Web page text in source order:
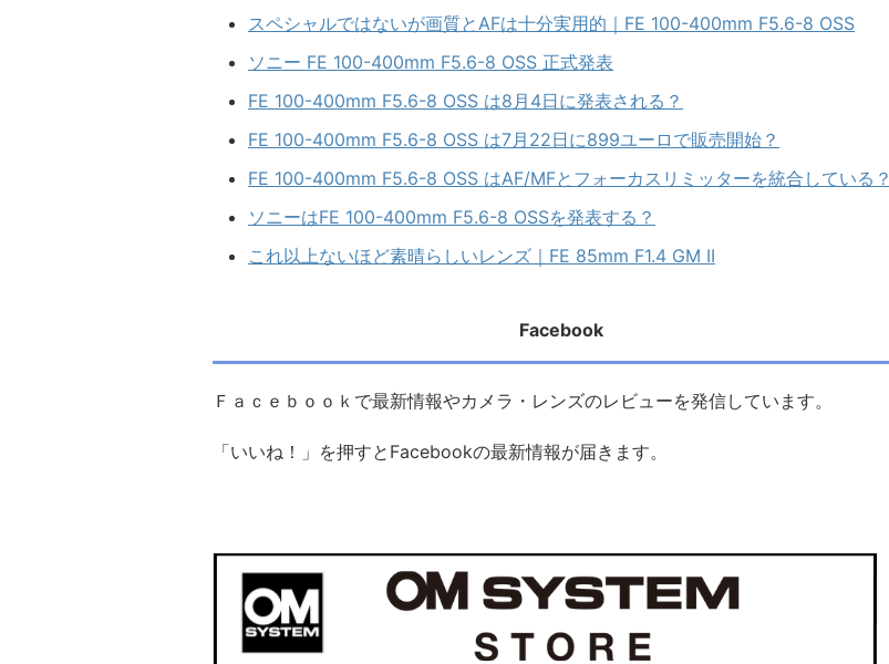
スペシャルではないが画質とAFは十分実用的｜FE 100-400mm F5.6-8 OSS
ソニー FE 100-400mm F5.6-8 OSS 正式発表
FE 100-400mm F5.6-8 OSS は8月4日に発表される？
FE 100-400mm F5.6-8 OSS は7月22日に899ユーロで販売開始？
FE 100-400mm F5.6-8 OSS はAF/MFとフォーカスリミッターを統合している？
ソニーはFE 100-400mm F5.6-8 OSSを発表する？
これ以上ないほど素晴らしいレンズ｜FE 85mm F1.4 GM II
Facebook
Ｆａｃｅｂｏｏｋで最新情報やカメラ・レンズのレビューを発信しています。
「いいね！」を押すとFacebookの最新情報が届きます。